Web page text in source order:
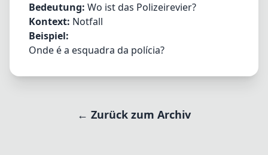
Bedeutung: Wo ist das Polizeirevier?
Kontext: Notfall
Beispiel:
Onde é a esquadra da polícia?
← Zurück zum Archiv